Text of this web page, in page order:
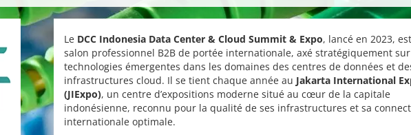
Le DCC Indonesia Data Center & Cloud Summit & Expo, lancé en 2023,
salon professionnel B2B de portée internationale, axé stratégiquement
technologies émergentes dans les domaines des centres de données et
infrastructures cloud. Il se tient chaque année au Jakarta International
(JIExpo), un centre d’expositions moderne situé au cœur de la capitale
indonésienne, reconnu pour la qualité de ses infrastructures et sa
internationale optimale.